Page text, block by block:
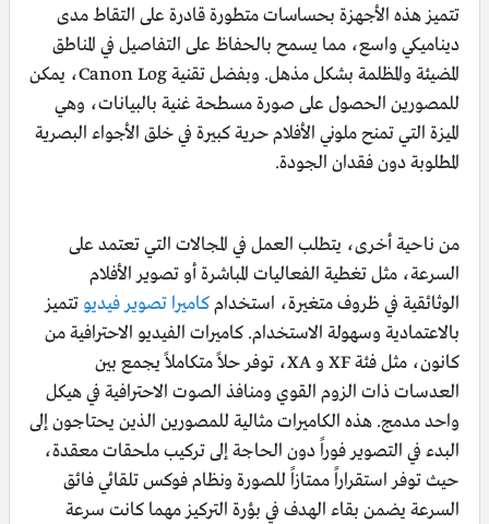
تتميز هذه الأجهزة بحساسات متطورة قادرة على التقاط مدى
ديناميكي واسع، مما يسمح بالحفاظ على التفاصيل في المناطق
المضيئة والمظلمة بشكل مذهل. وبفضل تقنية Canon Log، يمكن
للمصورين الحصول على صورة مسطحة غنية بالبيانات، وهي
الميزة التي تمنح ملوني الأفلام حرية كبيرة في خلق الأجواء البصرية
المطلوبة دون فقدان الجودة.
من ناحية أخرى، يتطلب العمل في المجالات التي تعتمد على
السرعة، مثل تغطية الفعاليات المباشرة أو تصوير الأفلام
الوثائقية في ظروف متغيرة، استخدامكاميرا تصوير فيديوتتميز
بالاعتمادية وسهولة الاستخدام. كاميرات الفيديو الاحترافية من
كانون، مثل فئة XF و XA، توفر حلاً متكاملاً يجمع بين
العدسات ذات الزوم القوي ومنافذ الصوت الاحترافية في هيكل
واحد مدمج. هذه الكاميرات مثالية للمصورين الذين يحتاجون إلى
البدء في التصوير فوراً دون الحاجة إلى تركيب ملحقات معقدة،
حيث توفر استقراراً ممتازاً للصورة ونظام فوكس تلقائي فائق
السرعة يضمن بقاء الهدف في بؤرة التركيز مهما كانت سرعة